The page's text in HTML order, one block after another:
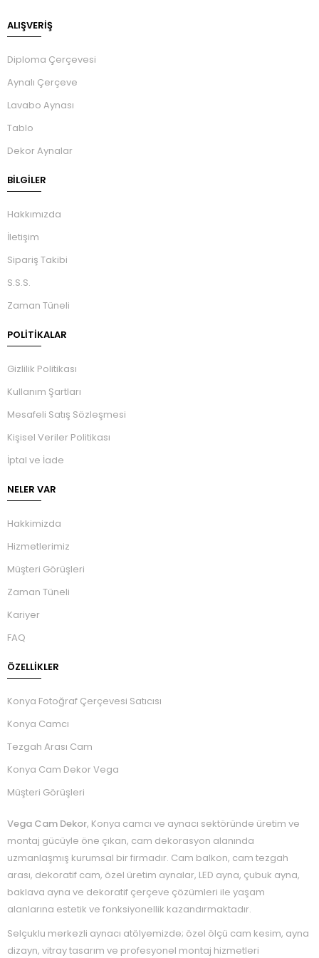
ALIŞVERİŞ
Diploma Çerçevesi
Aynalı Çerçeve
Lavabo Aynası
Tablo
Dekor Aynalar
BILGILER
Hakkımızda
İletişim
Sipariş Takibi
S.S.S.
Zaman Tüneli
POLİTİKALAR
Gizlilik Politikası
Kullanım Şartları
Mesafeli Satış Sözleşmesi
Kişisel Veriler Politikası
İptal ve İade
NELER VAR
Hakkimizda
Hizmetlerimiz
Müşteri Görüşleri
Zaman Tüneli
Kariyer
FAQ
ÖZELLIKLER
Konya Fotoğraf Çerçevesi Satıcısı
Konya Camcı
Tezgah Arası Cam
Konya Cam Dekor Vega
Müşteri Görüşleri
Vega Cam Dekor, Konya camcı ve aynacı sektöründe üretim ve
montaj gücüyle öne çıkan, cam dekorasyon alanında
uzmanlaşmış kurumsal bir firmadır. Cam balkon, cam tezgah
arası, dekoratif cam, özel üretim aynalar, LED ayna, çubuk ayna,
baklava ayna ve dekoratif çerçeve çözümleri ile yaşam
alanlarına estetik ve fonksiyonellik kazandırmaktadır.
Selçuklu merkezli aynacı atölyemizde; özel ölçü cam kesim, ayna
dizayn, vitray tasarım ve profesyonel montaj hizmetleri